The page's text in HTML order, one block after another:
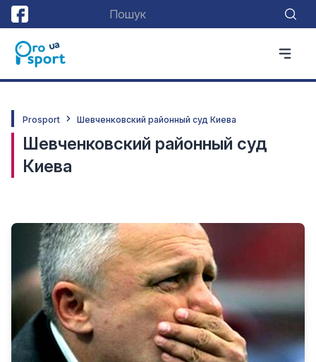
Prosport Шевченковский районный суд Киева
Шевченковский районный суд
Киева